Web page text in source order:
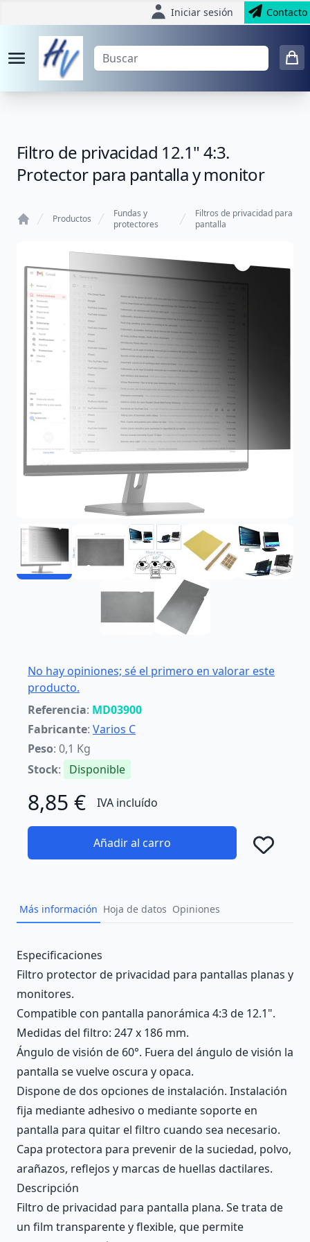
Iniciar sesión Contacto
Filtro de privacidad 12.1" 4:3.
Protector para pantalla y monitor
Productos
Fundas y
protectores
Filtros de privacidad para
pantalla
No hay opiniones; sé el primero en valorar este
producto.
Referencia: MD03900
Fabricante: Varios C
Peso: 0,1 Kg
Stock: Disponible
8,85 € IVA incluído
Añadir al carro
Más información Hoja de datos Opiniones
Description
Especificaciones
Filtro protector de privacidad para pantallas planas y
monitores.
Compatible con pantalla panorámica 4:3 de 12.1".
Medidas del filtro: 247 x 186 mm.
Ángulo de visión de 60°. Fuera del ángulo de visión la
pantalla se vuelve oscura y opaca.
Dispone de dos opciones de instalación. Instalación
fija mediante adhesivo o mediante soporte en
pantalla para quitar el filtro cuando sea necesario.
Capa protectora para prevenir de la suciedad, polvo,
arañazos, reflejos y marcas de huellas dactilares.
Descripción
Filtro de privacidad para pantalla plana. Se trata de
un film transparente y flexible, que permite